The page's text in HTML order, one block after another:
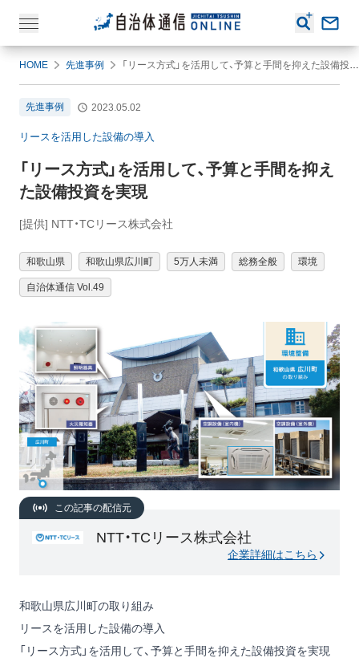
HOME 先進事例 「リース方式」を活用して、予算と手間を抑えた設備投資を実現
先進事例 2023.05.02
リースを活用した設備の導入
「リース方式」を活用して、予算と手間を抑え
た設備投資を実現
[提供] NTT・TCリース株式会社
和歌山県 和歌山県広川町 5万人未満 総務全般 環境
自治体通信 Vol.49
この記事の配信元
NTT・TCリース株式会社
企業詳細はこちら
和歌山県広川町の取り組み
リースを活用した設備の導入
「リース方式」を活用して、予算と手間を抑えた設備投資を実現